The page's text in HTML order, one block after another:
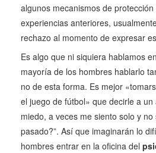
algunos mecanismos de
experiencias anteriores,
rechazo al momento de expresar
Es algo que ni siquiera hablamos
mayoría de los hombres hablarlo
no de esta forma. Es mejor
el juego de fútbol» que decirle a
miedo, a veces me siento solo y
pasado?”. Así que imaginarán lo
hombres entrar en la oficina del